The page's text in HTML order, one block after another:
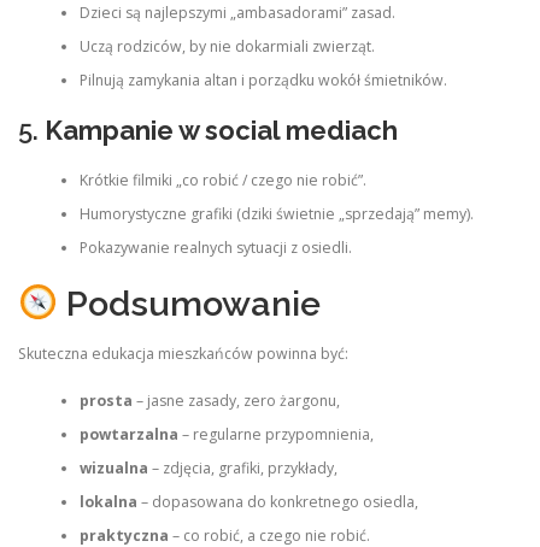
Dzieci są najlepszymi „ambasadorami” zasad.
Uczą rodziców, by nie dokarmiali zwierząt.
Pilnują zamykania altan i porządku wokół śmietników.
5. Kampanie w social mediach
Krótkie filmiki „co robić / czego nie robić”.
Humorystyczne grafiki (dziki świetnie „sprzedają” memy).
Pokazywanie realnych sytuacji z osiedli.
Podsumowanie
Skuteczna edukacja mieszkańców powinna być:
prosta – jasne zasady, zero żargonu,
powtarzalna – regularne przypomnienia,
wizualna – zdjęcia, grafiki, przykłady,
lokalna – dopasowana do konkretnego osiedla,
praktyczna – co robić, a czego nie robić.